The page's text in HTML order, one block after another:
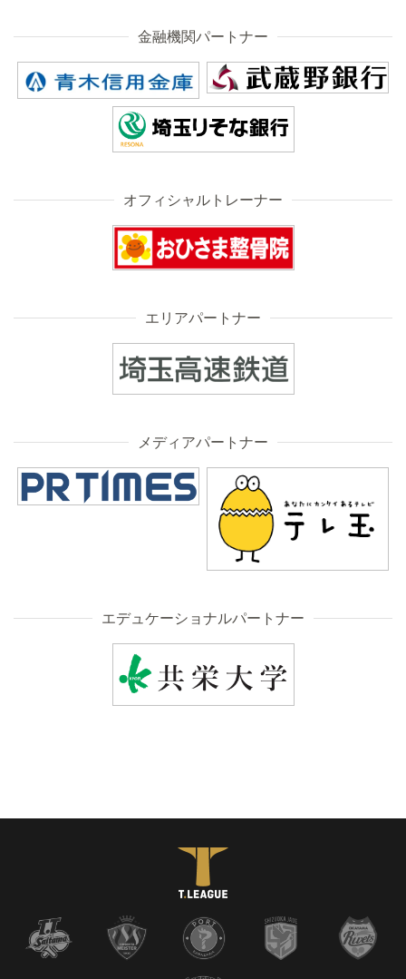
金融機関パートナー
オフィシャルトレーナー
エリアパートナー
メディアパートナー
エデュケーショナルパートナー